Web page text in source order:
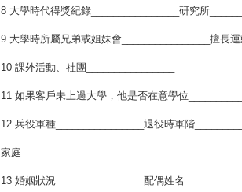
8 大學時代得獎紀錄________________研究所
9 大學時所屬兄弟或姐妹會________________擅長運
10 課外活動、社團________________
11 如果客戶未上過大學，他是否在意學位
12 兵役軍種________________退役時軍階
家庭
13 婚姻狀況________________配偶姓名